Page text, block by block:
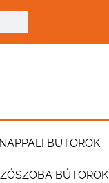
NAPPALI BÚTOROK
BÚTOROK